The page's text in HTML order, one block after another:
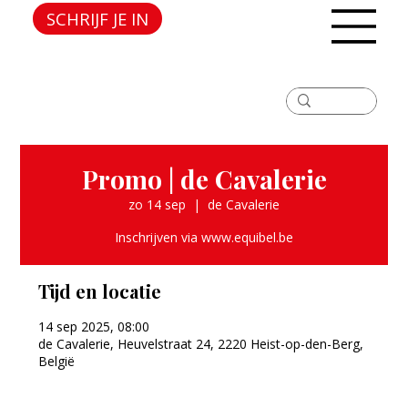
SCHRIJF JE IN
Promo | de Cavalerie
zo 14 sep
  |
de Cavalerie
Inschrijven via www.equibel.be
Tijd en locatie
14 sep 2025, 08:00
de Cavalerie, Heuvelstraat 24, 2220 Heist-op-den-Berg,
België